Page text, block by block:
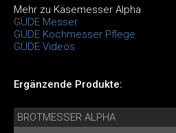
Mehr zu Käsemesser Alpha
GÜDE Messer
GÜDE Kochmesser Pflege
GÜDE Videos
Ergänzende Produkte:
BROTMESSER ALPHA